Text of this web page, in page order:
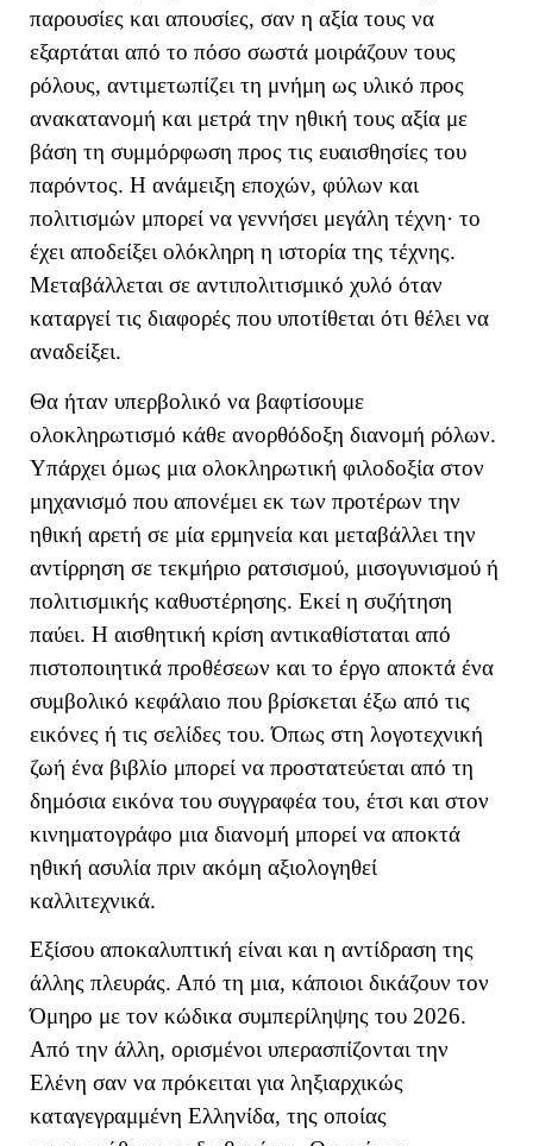
παρουσίες και απουσίες, σαν η αξία τους να
εξαρτάται από το πόσο σωστά μοιράζουν τους
ρόλους, αντιμετωπίζει τη μνήμη ως υλικό προς
ανακατανομή και μετρά την ηθική τους αξία με
βάση τη συμμόρφωση προς τις ευαισθησίες του
παρόντος. Η ανάμειξη εποχών, φύλων και
πολιτισμών μπορεί να γεννήσει μεγάλη τέχνη· το
έχει αποδείξει ολόκληρη η ιστορία της τέχνης.
Μεταβάλλεται σε αντιπολιτισμικό χυλό όταν
καταργεί τις διαφορές που υποτίθεται ότι θέλει να
αναδείξει.
Θα ήταν υπερβολικό να βαφτίσουμε
ολοκληρωτισμό κάθε ανορθόδοξη διανομή ρόλων.
Υπάρχει όμως μια ολοκληρωτική φιλοδοξία στον
μηχανισμό που απονέμει εκ των προτέρων την
ηθική αρετή σε μία ερμηνεία και μεταβάλλει την
αντίρρηση σε τεκμήριο ρατσισμού, μισογυνισμού ή
πολιτισμικής καθυστέρησης. Εκεί η συζήτηση
παύει. Η αισθητική κρίση αντικαθίσταται από
πιστοποιητικά προθέσεων και το έργο αποκτά ένα
συμβολικό κεφάλαιο που βρίσκεται έξω από τις
εικόνες ή τις σελίδες του. Όπως στη λογοτεχνική
ζωή ένα βιβλίο μπορεί να προστατεύεται από τη
δημόσια εικόνα του συγγραφέα του, έτσι και στον
κινηματογράφο μια διανομή μπορεί να αποκτά
ηθική ασυλία πριν ακόμη αξιολογηθεί
καλλιτεχνικά.
Εξίσου αποκαλυπτική είναι και η αντίδραση της
άλλης πλευράς. Από τη μια, κάποιοι δικάζουν τον
Όμηρο με τον κώδικα συμπερίληψης του 2026.
Από την άλλη, ορισμένοι υπερασπίζονται την
Ελένη σαν να πρόκειται για ληξιαρχικώς
καταγεγραμμένη Ελληνίδα, της οποίας